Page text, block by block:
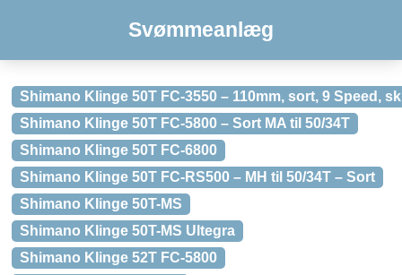
Svømmeanlæg
Shimano Klinge 50T FC-3550 – 110mm, sort, 9 Speed,
Shimano Klinge 50T FC-5800 – Sort MA til 50/34T
Shimano Klinge 50T FC-6800
Shimano Klinge 50T FC-RS500 – MH til 50/34T – Sort
Shimano Klinge 50T-MS
Shimano Klinge 50T-MS Ultegra
Shimano Klinge 52T FC-5800